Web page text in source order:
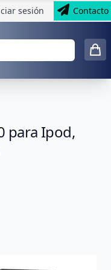
sesión Contacto
para Ipod,